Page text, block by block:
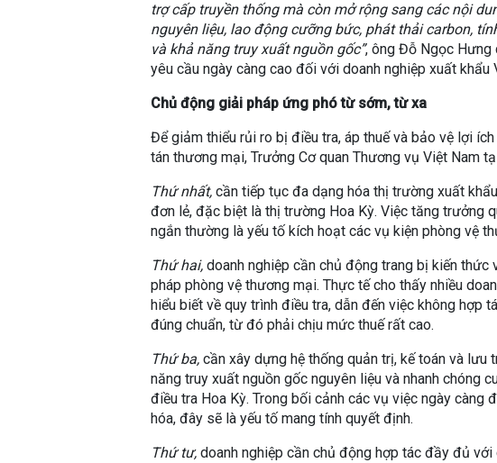
trợ cấp truyền thống mà còn mở rộng sang các nội
nguyên liệu, lao động cưỡng bức, phát thải carbon,
và khả năng truy xuất nguồn gốc”, ông Đỗ Ngọc Hưng
yêu cầu ngày càng cao đối với doanh nghiệp xuất khẩu
Chủ động giải pháp ứng phó từ sớm, từ xa
Để giảm thiểu rủi ro bị điều tra, áp thuế và bảo vệ lợi
tán thương mại, Trưởng Cơ quan Thương vụ Việt Nam
Thứ nhất, cần tiếp tục đa dạng hóa thị trường xuất
đơn lẻ, đặc biệt là thị trường Hoa Kỳ. Việc tăng trưởng
ngắn thường là yếu tố kích hoạt các vụ kiện phòng vệ
Thứ hai, doanh nghiệp cần chủ động trang bị kiến
pháp phòng vệ thương mại. Thực tế cho thấy nhiều
hiểu biết về quy trình điều tra, dẫn đến việc không hợp
đúng chuẩn, từ đó phải chịu mức thuế rất cao.
Thứ ba, cần xây dựng hệ thống quản trị, kế toán và
năng truy xuất nguồn gốc nguyên liệu và nhanh chóng
điều tra Hoa Kỳ. Trong bối cảnh các vụ việc ngày càng
hóa, đây sẽ là yếu tố mang tính quyết định.
Thứ tư, doanh nghiệp cần chủ động hợp tác đầy đủ